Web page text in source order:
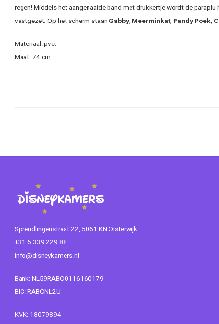
regen! Middels het aangenaaide band met drukkertje wordt de paraplu
vastgezet. Op het scherm staan Gabby, Meerminkat, Pandy Poek,
Materiaal: pvc.
Maat: 74 cm.
Sprendlingenstraat 22, 5061 KN Oisterwijk
+31 6 339 229 88
info@disneykamers.nl
Bank: NL59RABO0116160179
BIC: RABONL2U
KVK: 18079894